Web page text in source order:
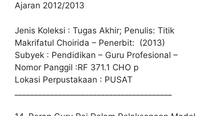
Ajaran 2012/2013
Jenis Koleksi : Tugas Akhir; Penulis: Titik
Makrifatul Choirida – Penerbit: (2013)
Subyek : Pendidikan – Guru Profesional –
Nomor Panggil :RF 371.1 CHO p
Lokasi Perpustakaan : PUSAT